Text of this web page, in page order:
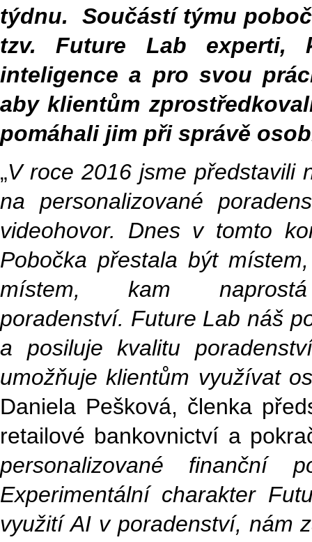
týdnu. Součástí týmu
tzv. Future Lab experti,
inteligence a pro svou
aby klientům
pomáhali jim při správě
„V roce 2016 jsme představili
na personalizované
videohovor. Dnes v tomto
Pobočka přestala být
místem, kam
poradenství. Future Lab náš
a posiluje kvalitu
umožňuje klientům využívat
Daniela Pešková, členka
retailové bankovnictví a
personalizované finanční
Experimentální charakter
využití AI v poradenství, nám